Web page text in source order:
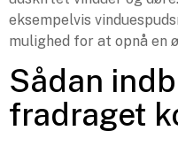
eksempelvis
mulighed for at opnå en
Sådan
fradraget